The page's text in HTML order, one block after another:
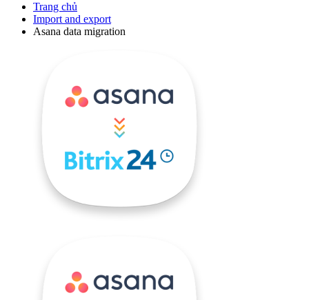
Trang chủ
Import and export
Asana data migration